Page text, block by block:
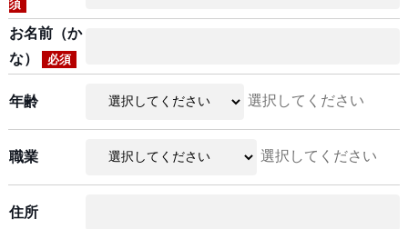
須
お名前（か
な）
必須
年齢 選択してください
職業 選択してください
住所